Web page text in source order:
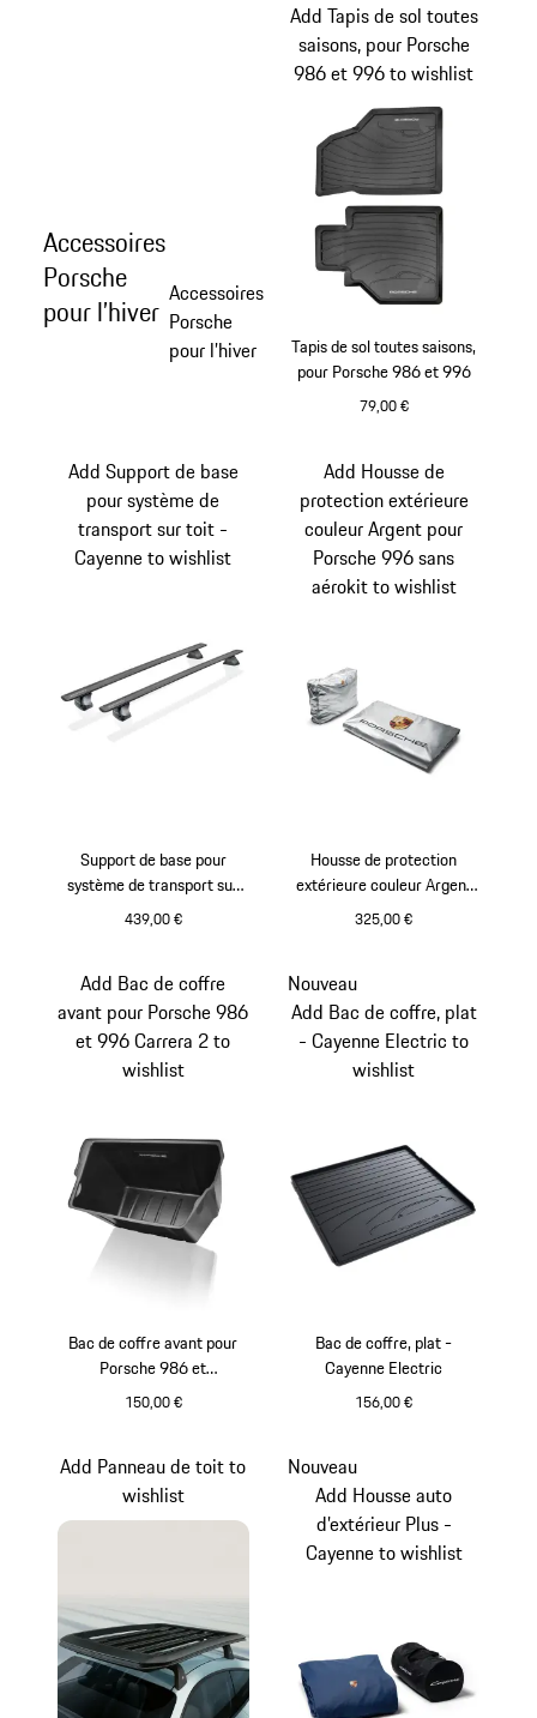
Accessoires
Porsche
pour l’hiver
Accessoires
Porsche
pour l’hiver
Tapis de sol toutes saisons,
pour Porsche 986 et 996
79,00 €
Add Tapis de sol toutes
saisons, pour Porsche
986 et 996 to wishlist
Support de base pour
système de transport sur
toit - Cayenne
439,00 €
Add Support de base
pour système de
transport sur toit -
Cayenne to wishlist
Housse de protection
extérieure couleur Argent
pour Porsche 996 sans
aérokit
325,00 €
Add Housse de
protection extérieure
couleur Argent pour
Porsche 996 sans
aérokit to wishlist
Bac de coffre avant pour
Porsche 986 et
996 Carrera 2
150,00 €
Add Bac de coffre
avant pour Porsche 986
et 996 Carrera 2 to
wishlist
Bac de coffre, plat -
Cayenne Electric
156,00 €
Nouveau
Add Bac de coffre, plat
- Cayenne Electric to
wishlist
Add Panneau de toit to
wishlist
Nouveau
Add Housse auto
d’extérieur Plus -
Cayenne to wishlist